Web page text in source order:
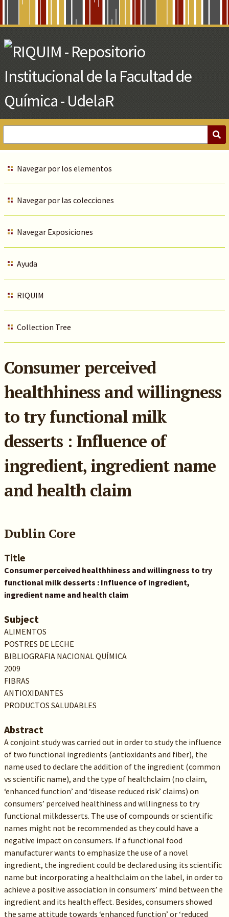
Main
Content
Navegar por los elementos
Navegar por las colecciones
Navegar Exposiciones
Ayuda
RIQUIM
Collection Tree
Consumer perceived
healthhiness and willingness
to try functional milk
desserts : Influence of
ingredient, ingredient name
and health claim
Dublin Core
Title
Consumer perceived healthhiness and willingness to try
functional milk desserts : Influence of ingredient,
ingredient name and health claim
Subject
ALIMENTOS
POSTRES DE LECHE
BIBLIOGRAFIA NACIONAL QUÍMICA
2009
FIBRAS
ANTIOXIDANTES
PRODUCTOS SALUDABLES
Abstract
A conjoint study was carried out in order to study the influence
of two functional ingredients (antioxidants and fiber), the
name used to declare the addition of the ingredient (common
vs scientific name), and the type of healthclaim (no claim,
‘enhanced function’ and ‘disease reduced risk’ claims) on
consumers’ perceived healthiness and willingness to try
functional milkdesserts. The use of compounds or scientific
names might not be recommended as they could have a
negative impact on consumers. If a functional food
manufacturer wants to emphasize the use of a novel
ingredient, the ingredient could be declared using its scientific
name but incorporating a healthclaim on the label, in order to
achieve a positive association in consumers’ mind between the
ingredient and its health effect. Besides, consumers showed
the same attitude towards ‘enhanced function’ or ‘reduced